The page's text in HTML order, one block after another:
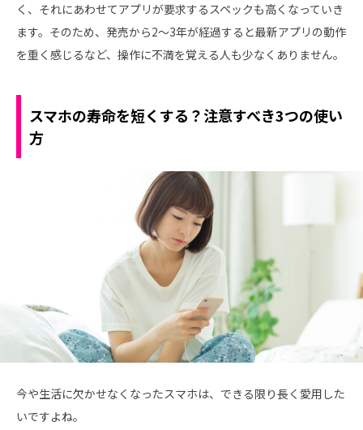
く、それにあわせてアプリが要求するスペックも高くなっていき
ます。そのため、発売から2～3年が経過すると最新アプリの動作
を重く感じるなど、操作に不満を覚える人も少なくありません。
スマホの寿命を短くする？注意すべき3つの使い
方
今や生活に欠かせなくなったスマホは、できる限り長く愛用した
いですよね。